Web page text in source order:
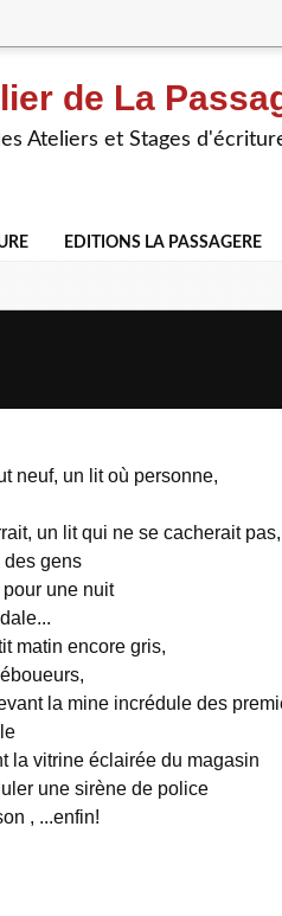
de La
Ateliers et Stages
EDITIONS LA PASSAGERE
neuf, un lit où personne,
un lit qui ne se cacherait pas,
des gens
une nuit
matin encore gris,
la mine incrédule des
la vitrine éclairée du magasin
une sirène de police
, ...enfin!